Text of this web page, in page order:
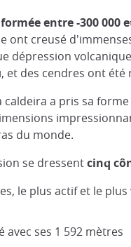
entre -300 000
ont creusé
dépression
et des cendres ont
caldeira a pris sa
du monde.
se dressentcinq
le plus actif et le
avec ses 1 592 mètres